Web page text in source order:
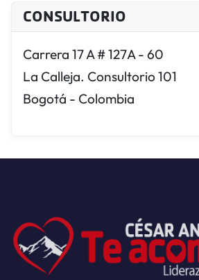
CONSULTORIO
Carrera 17 A # 127A - 60
La Calleja. Consultorio 101
Bogotá - Colombia